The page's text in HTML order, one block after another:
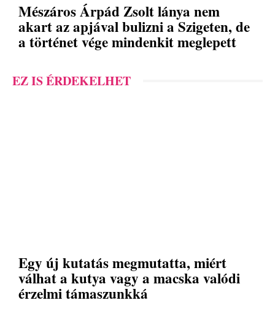
Mészáros Árpád Zsolt lánya nem
akart az apjával bulizni a Szigeten, de
a történet vége mindenkit meglepett
EZ IS ÉRDEKELHET
Egy új kutatás megmutatta, miért
válhat a kutya vagy a macska valódi
érzelmi támaszunkká